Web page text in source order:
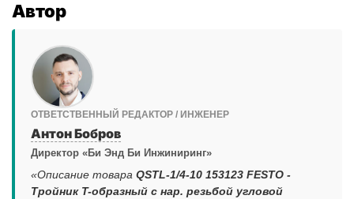
Автор
ОТВЕТСТВЕННЫЙ РЕДАКТОР / ИНЖЕНЕР
Антон Бобров
Директор «Би Энд Би Инжиниринг»
«Описание товара QSTL-1/4-10 153123 FESTO -
Тройник T-образный с нар. резьбой угловой